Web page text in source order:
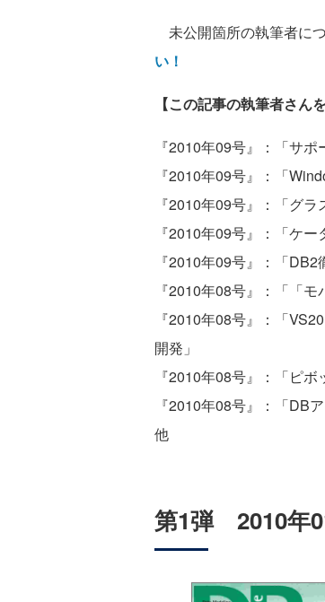
未公開箇所の執筆者に
い！
【この記事の執筆者さん
『2010年09号』：「サ
『2010年09号』：「
『2010年09号』：「グラ
『2010年09号』：「ケ
『2010年09号』：「DB2
『2010年08号』：「「
『2010年08号』：「
開発」
『2010年08号』：「ピ
『2010年08号』：「DB
他
第1弾 2010年